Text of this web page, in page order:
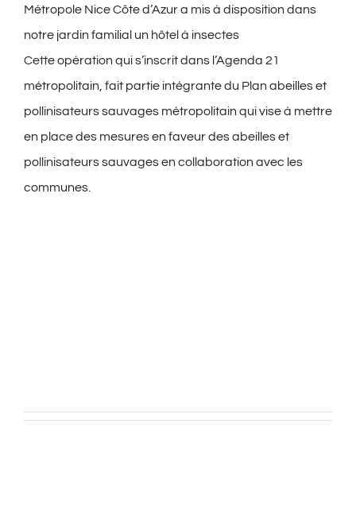
Métropole Nice Côte d’Azur a mis à disposition dans
notre jardin familial un hôtel à insectes
Cette opération qui s’inscrit dans l’Agenda 21
métropolitain, fait partie intégrante du Plan abeilles et
pollinisateurs sauvages métropolitain qui vise à mettre
en place des mesures en faveur des abeilles et
pollinisateurs sauvages en collaboration avec les
communes.